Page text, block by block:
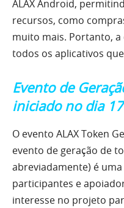
ALAX Android,
recursos, como
muito mais. Portanto,
todos os aplicativos
Evento de
iniciado no dia
O evento ALAX Token
evento de geração de
abreviadamente) é
participantes e
interesse no projeto